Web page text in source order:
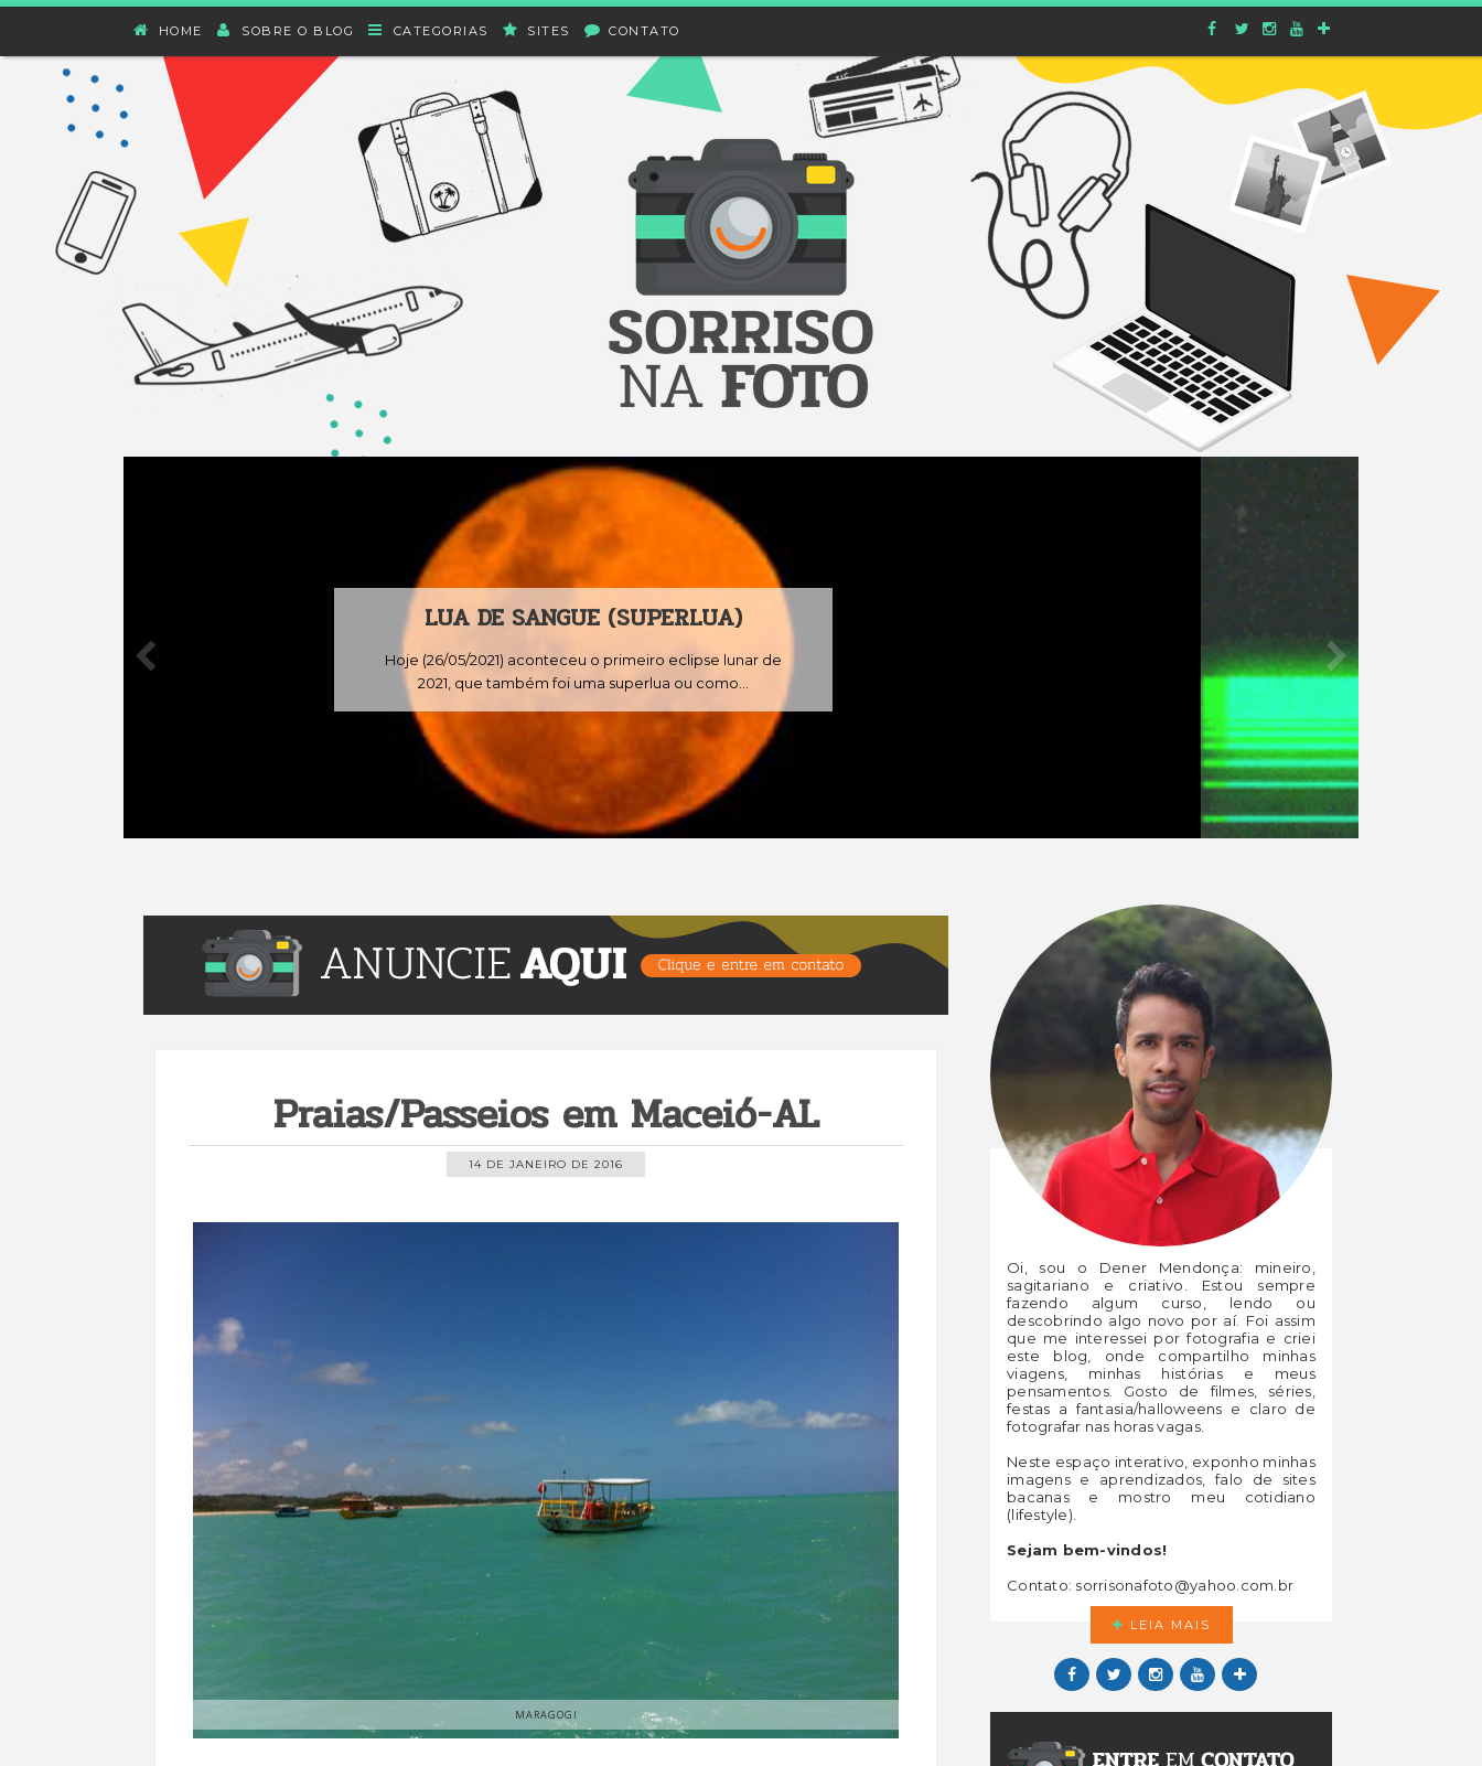
HOME SOBRE O BLOG CATEGORIAS SITES CONTATO
LANÇAMENTOS MUSICAIS - JANEIRO
2021 - MINHAS ESCOLHAS
Já tem um bom tempo que não falo sobre música aqui no
blog. Mas hoje com alguns lançamentos...
Praias/Passeios em Maceió-AL
14 DE JANEIRO DE 2016
MARAGOGI
Oi, sou o Dener Mendonça: mineiro,
sagitariano e criativo. Estou sempre
fazendo algum curso, lendo ou
descobrindo algo novo por aí. Foi assim
que me interessei por fotografia e criei
este blog, onde compartilho minhas
viagens, minhas histórias e meus
pensamentos. Gosto de filmes, séries,
festas a fantasia/halloweens e claro de
fotografar nas horas vagas.
Neste espaço interativo, exponho minhas
imagens e aprendizados, falo de sites
bacanas e mostro meu cotidiano
(lifestyle).
Sejam bem-vindos!
Contato: sorrisonafoto@yahoo.com.br
LEIA MAIS